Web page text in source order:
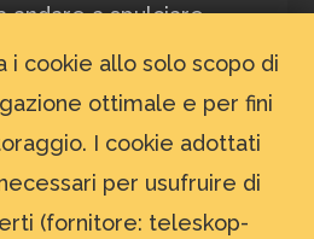
andare a spulciare
PC. E sei hai
il progettista
sempre a
tanto gli scrivo,
contatto, anche se ha
i cookie allo solo scopo di
ottimale e per fini
I cookie adottati
per usufruire di
(fornitore: teleskop-